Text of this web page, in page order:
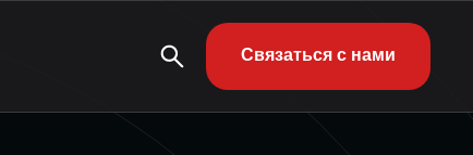
Связаться с нами